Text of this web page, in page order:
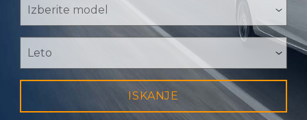
ISKANJE